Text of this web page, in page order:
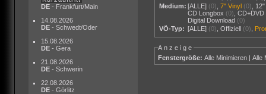
DE - Frankfurt/Main
14.08.2026
DE - Schwedt/Oder
15.08.2026
DE - Gera
21.08.2026
DE - Schwerin
22.08.2026
DE - Görlitz
Medium: [ALLE] (0) ,7" Vinyl (0)
CD Longbox (0) ,CD+DVD
Digital Download (0)
VÖ-Typ: [ALLE] (0) ,Offiziell (0)
Anzeige
Fenstergröße: Alle Minimieren |Alle